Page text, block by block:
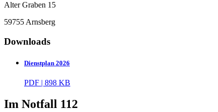
Alter Graben 15
59755 Arnsberg
Downloads
Dienstplan 2026
PDF | 898 KB
Im Notfall 112